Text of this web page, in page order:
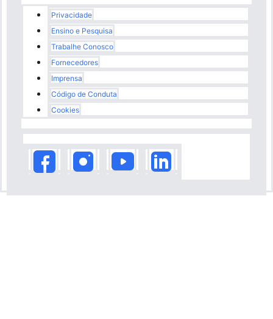
Rodapé
Privacidade
Ensino e Pesquisa
Trabalhe Conosco
Fornecedores
Imprensa
Código de Conduta
Cookies